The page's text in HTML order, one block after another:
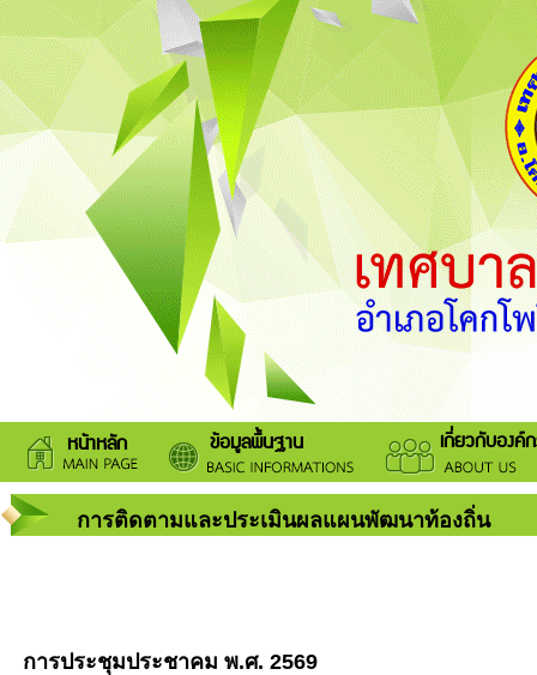
หน้าหลัก ข้อมูลพื้นฐาน เกี่ยวกับองค์
การติดตามและประเมินผลแผนพัฒนาท้องถิ่น
การประชุมประชาคม พ.ศ. 2569